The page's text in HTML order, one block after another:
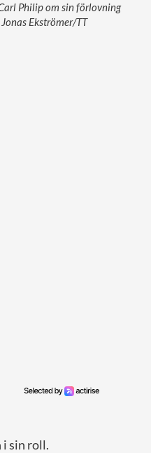
Philip om sin förlovning
Ekströmer/TT
i sin roll.